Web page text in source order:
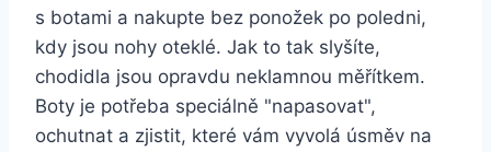
s botami a ​nakupte ​bez ponožek po poledni,
kdy jsou nohy oteklé. Jak to tak slyšíte,
⁣chodidla jsou opravdu neklamnou měřítkem.
Boty je potřeba ​speciálně "napasovat",
‌ochutnat‌ a zjistit, které vám ​vyvolá úsměv na